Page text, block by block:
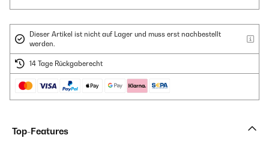
Dieser Artikel ist nicht auf Lager und muss erst nachbestellt
werden.
14 Tage Rückgaberecht
Top-Features